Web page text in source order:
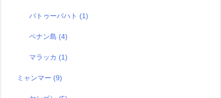
バトゥーパハト (1)
ペナン島 (4)
マラッカ (1)
ミャンマー (9)